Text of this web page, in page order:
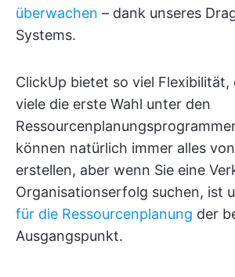
überwachen – dank unseres
Systems.
ClickUp bietet so viel Flexibilität,
viele die erste Wahl unter den
können natürlich immer alles
erstellen, aber wenn Sie eine
Organisationserfolg suchen, ist
für die Ressourcenplanung der
Ausgangspunkt.